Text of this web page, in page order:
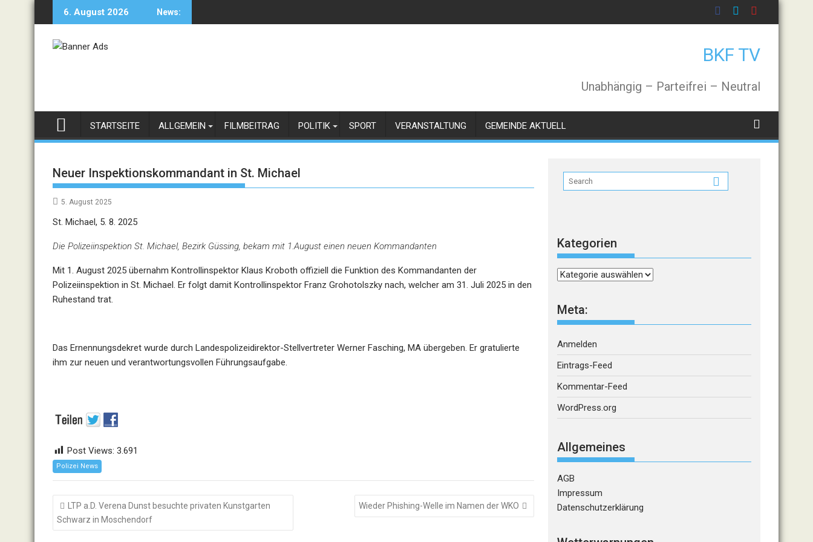
6. August 2026 News:
BKF TV
Unabhängig – Parteifrei – Neutral
STARTSEITE ALLGEMEIN FILMBEITRAG POLITIK SPORT VERANSTALTUNG GEMEINDE AKTUELL
Neuer Inspektionskommandant in St. Michael
5. August 2025
St. Michael, 5. 8. 2025
Die Polizeiinspektion St. Michael, Bezirk Güssing, bekam mit 1.August einen neuen Kommandanten
Mit 1. August 2025 übernahm Kontrollinspektor Klaus Kroboth offiziell die Funktion des Kommandanten der
Polizeiinspektion in St. Michael. Er folgt damit Kontrollinspektor Franz Grohotolszky nach, welcher am 31. Juli 2025 in den
Ruhestand trat.
Das Ernennungsdekret wurde durch Landespolizeidirektor-Stellvertreter Werner Fasching, MA übergeben. Er gratulierte
ihm zur neuen und verantwortungsvollen Führungsaufgabe.
Post Views: 3.691
Polizei News
Beitragsnavigation
LTP a.D. Verena Dunst besuchte privaten Kunstgarten
Schwarz in Moschendorf
Wieder Phishing-Welle im Namen der WKO
Kategorien
Kategorien
Meta:
Anmelden
Eintrags-Feed
Kommentar-Feed
WordPress.org
Allgemeines
AGB
Impressum
Datenschutzerklärung